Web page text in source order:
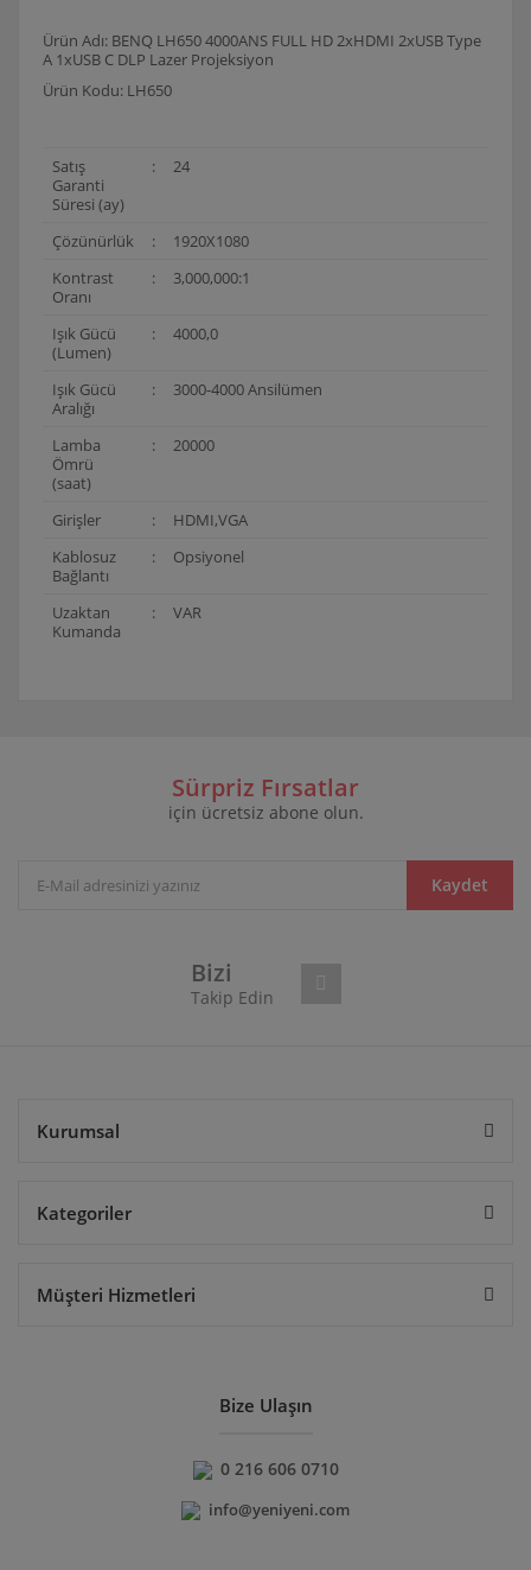
Ürün Adı: BENQ LH650 4000ANS FULL HD 2xHDMI 2xUSB Type
A 1xUSB C DLP Lazer Projeksiyon
Ürün Kodu: LH650
Satış
Garanti
Süresi (ay)
: 24
Çözünürlük :
1920X1080
Kontrast
Oranı
: 3,000,000:1
Işık Gücü
(Lumen)
: 4000,0
Işık Gücü
Aralığı
: 3000-4000 Ansilümen
Lamba
Ömrü
(saat)
: 20000
Girişler :
HDMI,VGA
Kablosuz
Bağlantı
: Opsiyonel
Uzaktan
Kumanda
: VAR
Yorum Yaz
Ürün resmi kalitesiz, bozuk veya görüntülenemiyor.
Ürün bilgilerinde hatalar bulunuyor.
Sürpriz Fırsatlar
için ücretsiz abone olun.
Kaydet
Bizi
Takip Edin
Kurumsal
Kategoriler
Müşteri Hizmetleri
Bize Ulaşın
0 216 606 0710
info@yeniyeni.com